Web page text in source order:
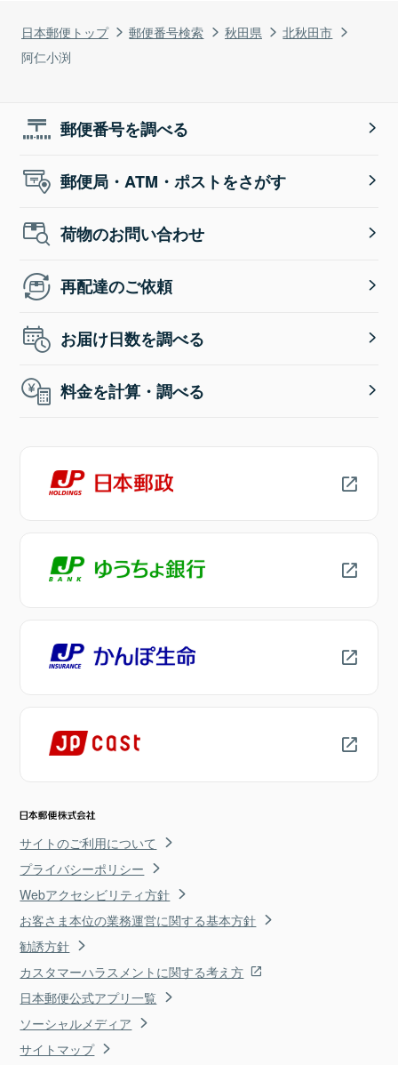
日本郵便トップ 郵便番号検索 秋田県
北秋田市
阿仁小渕
郵便番号を調べる
郵便局・ATM・ポストをさがす
荷物のお問い合わせ
再配達のご依頼
お届け日数を調べる
料金を計算・調べる
サイトのご利用について
プライバシーポリシー
Webアクセシビリティ方針
お客さま本位の業務運営に関する基本方針
勧誘方針
カスタマーハラスメントに関する考え方
日本郵便公式アプリ一覧
ソーシャルメディア
サイトマップ